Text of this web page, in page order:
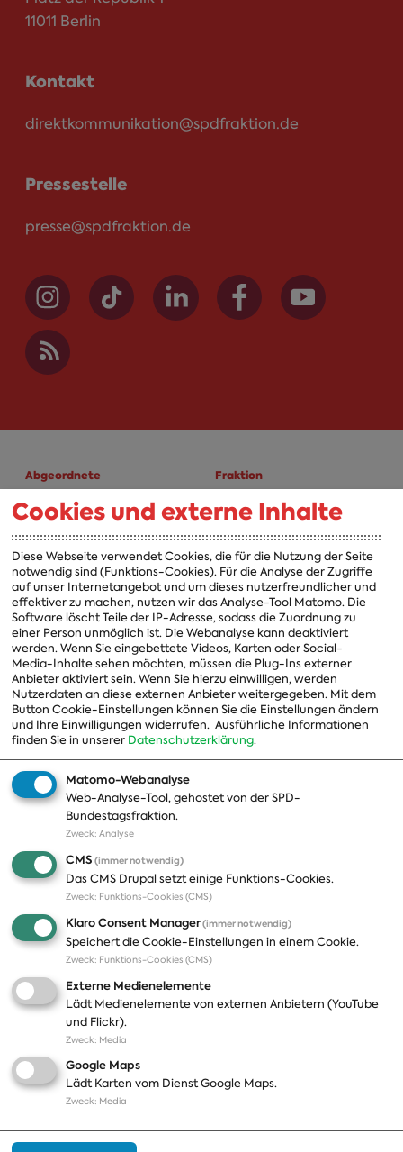
11011 Berlin
Kontakt
direktkommunikation@spdfraktion.de
Pressestelle
presse@spdfraktion.de
Abgeordnete
A-Z
Fraktion
Fraktion
Vorsitzender
Vorstand
Arbeitsgruppen
Ausschussvorsitzende
Beauftragte
Landesgruppen
Organisation
Themen
Positionen
Publikationen
Presse
Fotos
Pressekontakt
Termine
Jobs und Ausbildung
Häufige Fragen
Podcast
Abonnements
Aktualisierungen
Kontakt
Impressum
Cookies und externe Inhalte
Diese Webseite verwendet Cookies, die für die Nutzung der Seite
notwendig sind (Funktions-Cookies). Für die Analyse der Zugriffe
auf unser Internetangebot und um dieses nutzerfreundlicher und
effektiver zu machen, nutzen wir das Analyse-Tool Matomo. Die
Software löscht Teile der IP-Adresse, sodass die Zuordnung zu
einer Person unmöglich ist. Die Webanalyse kann deaktiviert
werden. Wenn Sie eingebettete Videos, Karten oder Social-
Media-Inhalte sehen möchten, müssen die Plug-Ins externer
Anbieter aktiviert sein. Wenn Sie hierzu einwilligen, werden
Nutzerdaten an diese externen Anbieter weitergegeben. Mit dem
Button Cookie-Einstellungen können Sie die Einstellungen ändern
und Ihre Einwilligungen widerrufen. Ausführliche Informationen
finden Sie in unserer Datenschutzerklärung.
Matomo-Webanalyse
Web-Analyse-Tool, gehostet von der SPD-
Bundestagsfraktion.
Zweck: Analyse
CMS (immer notwendig)
Das CMS Drupal setzt einige Funktions-Cookies.
Zweck: Funktions-Cookies (CMS)
Klaro Consent Manager(immer notwendig)
Speichert die Cookie-Einstellungen in einem Cookie.
Zweck: Funktions-Cookies (CMS)
Externe Medienelemente
Lädt Medienelemente von externen Anbietern (YouTube
und Flickr).
Zweck: Media
Google Maps
Lädt Karten vom Dienst Google Maps.
Zweck: Media